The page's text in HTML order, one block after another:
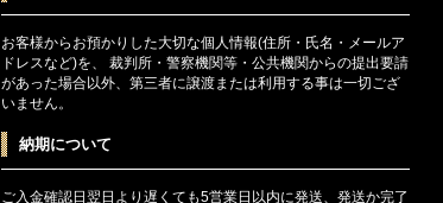
お客様からお預かりした大切な個人情報(住所・氏名・メールア
ドレスなど)を、 裁判所・警察機関等・公共機関からの提出要請
があった場合以外、第三者に譲渡または利用する事は一切ござ
いません。
納期について
ご入金確認日翌日より遅くても5営業日以内に発送、発送か完了